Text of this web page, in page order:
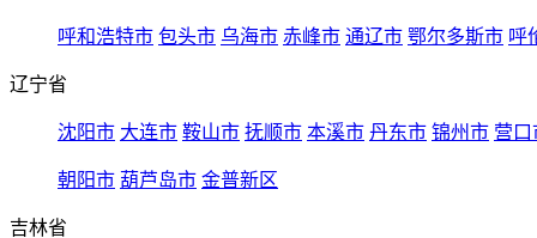
呼和浩特市 包头市 乌海市 赤峰市 通辽市 鄂尔多斯市 呼
辽宁省
沈阳市 大连市 鞍山市 抚顺市 本溪市 丹东市 锦州市 营口
朝阳市 葫芦岛市 金普新区
吉林省